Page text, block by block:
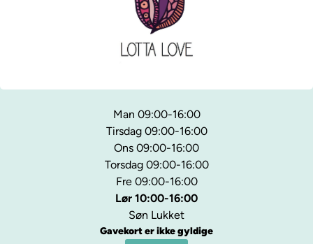
Man 09:00-16:00
Tirsdag 09:00-16:00
Ons 09:00-16:00
Torsdag 09:00-16:00
Fre 09:00-16:00
Lør 10:00-16:00
Søn Lukket
Gavekort er ikke gyldige